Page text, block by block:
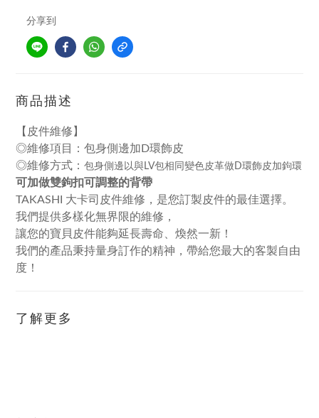
分享到
商品描述
【皮件維修】
◎維修項目：包身側邊加D環飾皮
◎維修方式： 包身側邊以與LV包相同變色皮革做D環飾皮加鉤環
可加做雙鉤扣可調整的背帶
TAKASHI 大卡司皮件維修，是您訂製皮件的最佳選擇。
我們提供多樣化無界限的維修，
讓您的寶貝皮件能夠延長壽命、煥然一新！
我們的產品秉持量身訂作的精神，帶給您最大的客製自由
度！
了解更多